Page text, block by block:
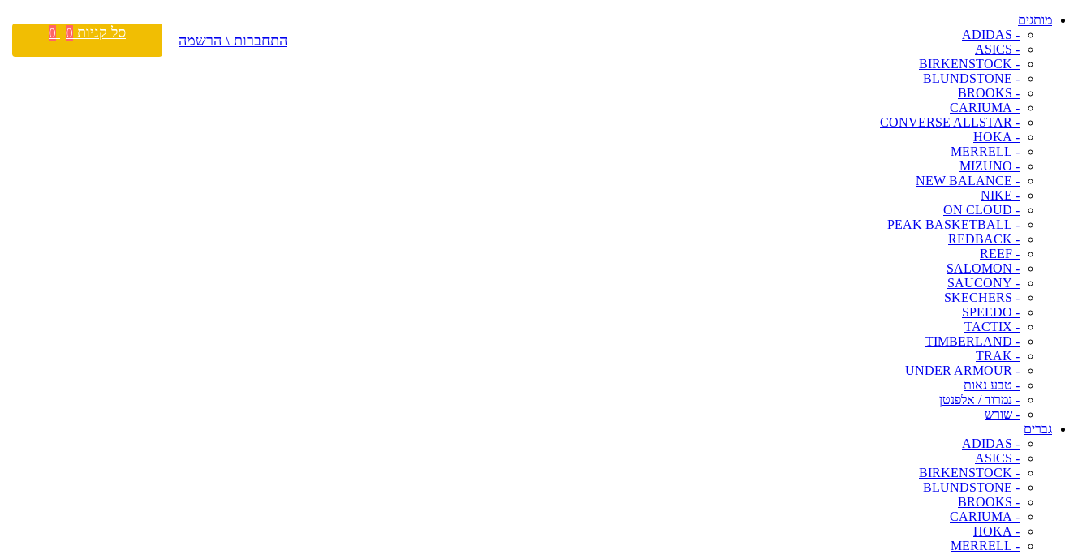
מותגים
- ADIDAS
- ASICS
- BIRKENSTOCK
- BLUNDSTONE
- BROOKS
- CARIUMA
- CONVERSE ALLSTAR
- HOKA
- MERRELL
- MIZUNO
- NEW BALANCE
- NIKE
- ON CLOUD
- PEAK BASKETBALL
- REDBACK
- REEF
- SALOMON
- SAUCONY
- SKECHERS
- SPEEDO
- TACTIX
- TIMBERLAND
- TRAK
- UNDER ARMOUR
- טבע נאות
- נמרוד / אלפנטן
- שורש
גברים
- ADIDAS
- ASICS
- BIRKENSTOCK
- BLUNDSTONE
- BROOKS
- CARIUMA
- HOKA
- MERRELL
התחברות \ הרשמה סל קניות 0
0